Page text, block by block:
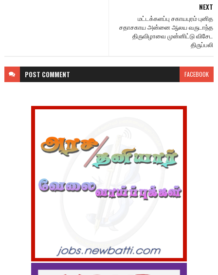
NEXT
மட்டக்களப்பு சகாயபுரம் புனித
சதாசகாய அன்னை ஆலய வருடாந்த
திருவிழாவை முன்னிட்டு விசேட
திருப்பலி
POST COMMENT FACEBOOK